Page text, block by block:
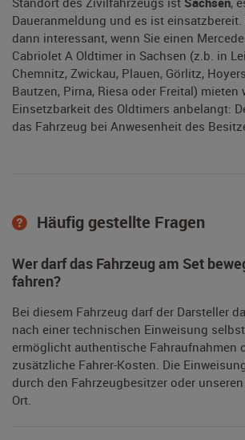
Daueranmeldung und es ist
dann interessant, wenn Sie einen
Cabriolet A Oldtimer in Sachsen (z.b. in
Chemnitz, Zwickau, Plauen, Görlitz,
Bautzen, Pirna, Riesa oder Freital) mieten
Einsetzbarkeit des Oldtimers anbelangt:
das Fahrzeug bei Anwesenheit des
Häufig gestellte Fragen
Wer darf das Fahrzeug am Set
fahren?
Bei diesem Fahrzeug darf der Darsteller
nach einer technischen Einweisung
ermöglicht authentische Fahraufnahmen
zusätzliche Fahrer-Kosten. Die
durch den Fahrzeugbesitzer oder
Ort.